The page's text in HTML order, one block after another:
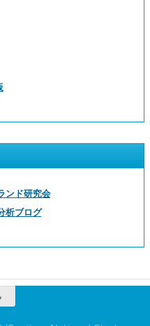
ンド研究会
析ブログ